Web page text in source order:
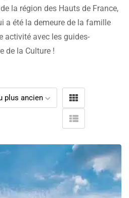
la région des Hauts de France,
a été la demeure de la famille
activité avec les guides-
de la Culture !